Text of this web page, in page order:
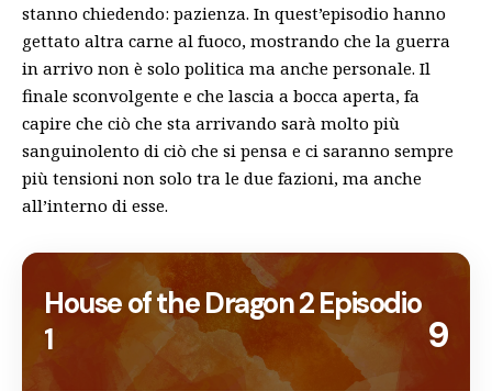
stanno chiedendo: pazienza. In quest’episodio hanno
gettato altra carne al fuoco, mostrando che la guerra
in arrivo non è solo politica ma anche personale. Il
finale sconvolgente e che lascia a bocca aperta, fa
capire che ciò che sta arrivando sarà molto più
sanguinolento di ciò che si pensa e ci saranno sempre
più tensioni non solo tra le due fazioni, ma anche
all’interno di esse.
House of the Dragon 2 Episodio
1
9